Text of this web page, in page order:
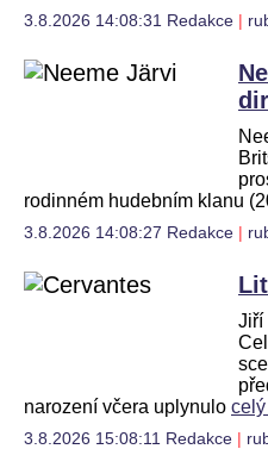
3.8.2026 14:08:31 Redakce
rodinném hudebním klanu
3.8.2026 14:08:27 Redakce
Jiří
narození včera uplynulo
3.8.2026 15:08:11 Redakce